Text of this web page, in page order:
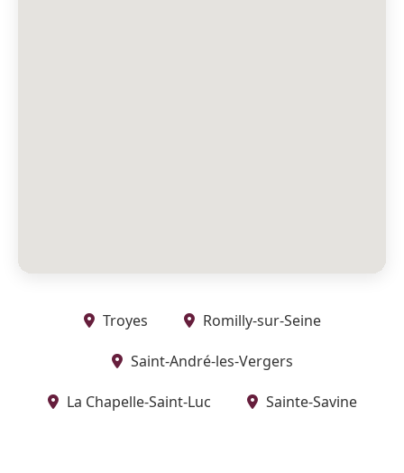
Troyes Romilly-sur-Seine
Saint-André-les-Vergers
La Chapelle-Saint-Luc Sainte-Savine